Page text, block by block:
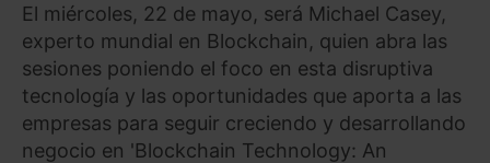
El miércoles, 22 de mayo, será Michael Casey,
experto mundial en Blockchain, quien abra las
sesiones poniendo el foco en esta disruptiva
tecnología y las oportunidades que aporta a las
empresas para seguir creciendo y desarrollando
negocio en 'Blockchain Technology: An